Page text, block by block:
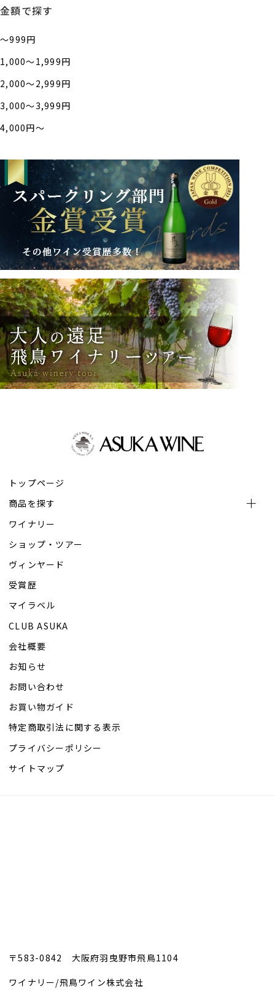
金額で探す
〜999円
1,000〜1,999円
2,000〜2,999円
3,000〜3,999円
4,000円〜
トップページ
商品を探す
ワイナリー
ショップ・ツアー
ヴィンヤード
受賞歴
マイラベル
CLUB ASUKA
会社概要
お知らせ
お問い合わせ
お買い物ガイド
特定商取引法に関する表示
プライバシーポリシー
サイトマップ
〒583-0842 大阪府羽曳野市飛鳥1104
ワイナリー/飛鳥ワイン株式会社